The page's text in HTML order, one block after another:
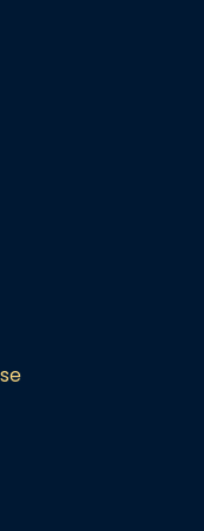
i
Cugat, a
la tradició
a Júlia”) i
=
l’any 1667, el
en una obra
Iluro.
fins que